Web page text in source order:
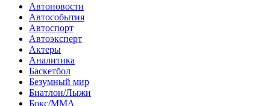
Автоновости
Автособытия
Автоспорт
Автоэксперт
Актеры
Аналитика
Баскетбол
Безумный мир
Биатлон/Лыжи
Бокс/MMA